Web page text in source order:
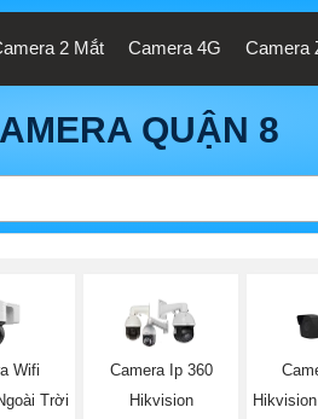
2 Mắt Camera 4G Camera
QUẬN 8
Wifi
Trời
Camera Ip 360
Hikvision